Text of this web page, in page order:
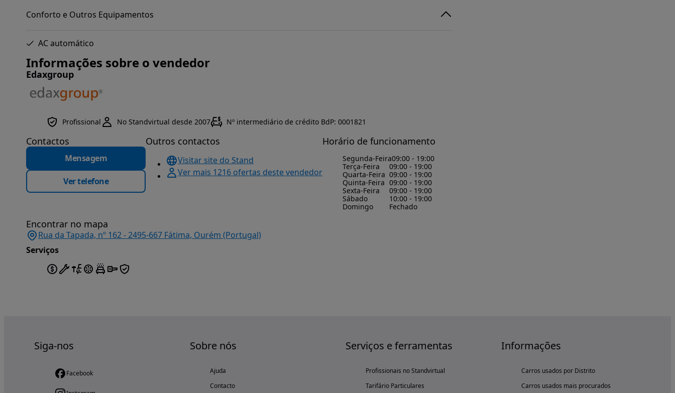
Conforto e Outros Equipamentos
AC automático
Informações sobre o vendedor
Edaxgroup
Profissional No Standvirtual desde 2007 Nº intermediário de crédito BdP: 0001821
Contactos
Mensagem
Ver telefone
Outros contactos
Visitar site do Stand
Ver mais 1216 ofertas deste vendedor
Horário de funcionamento
Segunda-Feira09:00 - 19:00
Terça-Feira
09:00 - 19:00
Quarta-Feira 09:00 - 19:00
Quinta-Feira 09:00 - 19:00
Sexta-Feira
09:00 - 19:00
Sábado
10:00 - 19:00
Domingo
Fechado
Encontrar no mapa
Rua da Tapada, nº 162 - 2495-667 Fátima, Ourém (Portugal)
Serviços
Siga-nos
Facebook
Sobre nós
Ajuda
Contacto
Serviços e ferramentas
Profissionais no Standvirtual
Tarifário Particulares
Informações
Carros usados por Distrito
Carros usados mais procurados